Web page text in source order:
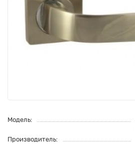
Модель:
Производитель: